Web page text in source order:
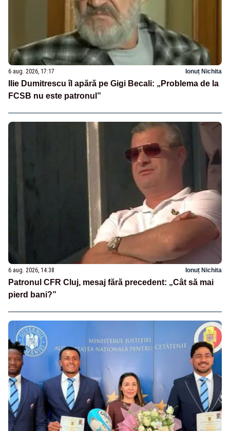
6 aug. 2026, 17:17 Ionuț Nichita
Ilie Dumitrescu îl apără pe Gigi Becali: „Problema de la
FCSB nu este patronul”
6 aug. 2026, 14:38 Ionuț Nichita
Patronul CFR Cluj, mesaj fără precedent: „Cât să mai
pierd bani?”